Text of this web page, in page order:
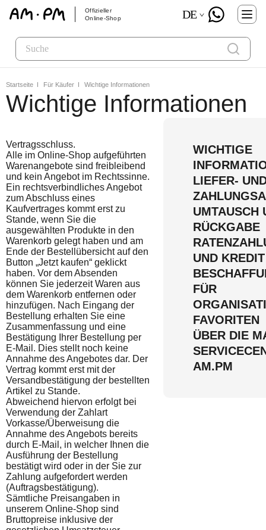
Offizieller
Online-Shop
DE
Startseite Für Käufer Wichtige Informationen
Wichtige Informationen
WICHTIGE
LIEFER-
UMTAUSCH
RÜCKGABE
UND KREDIT
FÜR
FAVORITEN
ÜBER DIE
AM.PM
Vertragsschluss.
Alle im Online-Shop aufgeführten
Warenangebote sind freibleibend
und kein Angebot im Rechtssinne.
Ein rechtsverbindliches Angebot
zum Abschluss eines
Kaufvertrages kommt erst zu
Stande, wenn Sie die
ausgewählten Produkte in den
Warenkorb gelegt haben und am
Ende der Bestellübersicht auf den
Button „Jetzt kaufen“ geklickt
haben. Vor dem Absenden
können Sie jederzeit Waren aus
dem Warenkorb entfernen oder
hinzufügen. Nach Eingang der
Bestellung erhalten Sie eine
Zusammenfassung und eine
Bestätigung Ihrer Bestellung per
E-Mail. Dies stellt noch keine
Annahme des Angebotes dar. Der
Vertrag kommt erst mit der
Versandbestätigung der bestellten
Artikel zu Stande.
Abweichend hiervon erfolgt bei
Verwendung der Zahlart
Vorkasse/Überweisung die
Annahme des Angebots bereits
durch E-Mail, in welcher Ihnen die
Ausführung der Bestellung
bestätigt wird oder in der Sie zur
Zahlung aufgefordert werden
(Auftragsbestätigung).
Sämtliche Preisangaben in
unserem Online-Shop sind
Bruttopreise inklusive der